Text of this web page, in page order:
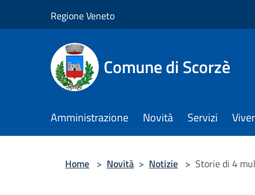
Regione Veneto
Comune di Scorzè
Amministrazione Novità Servizi
Home > Novità > Notizie > Storie di 4